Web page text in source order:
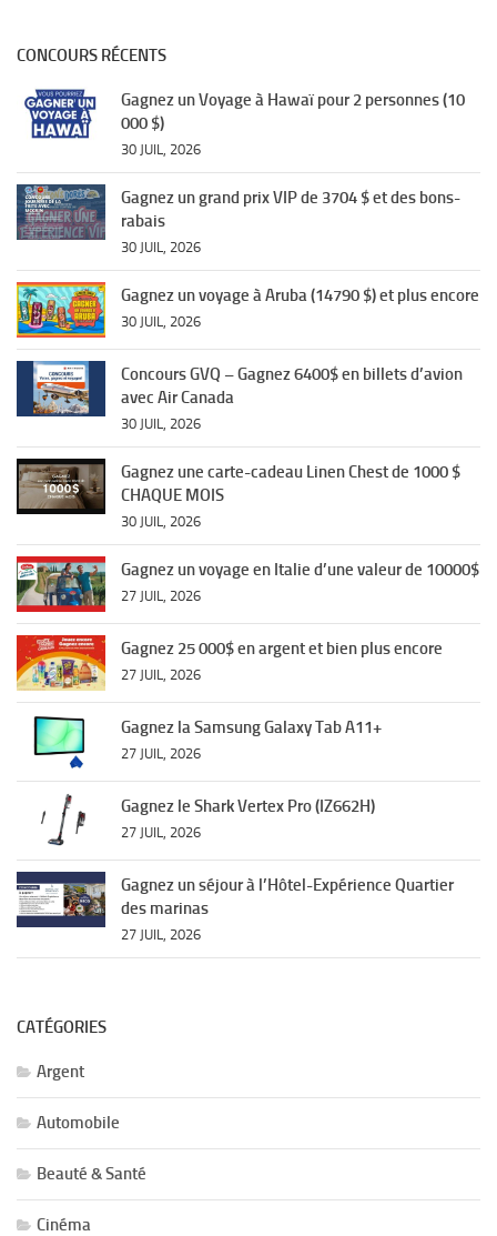
CONCOURS RÉCENTS
Gagnez un Voyage à Hawaï pour 2 personnes (10
000 $)
30 JUIL, 2026
Gagnez un grand prix VIP de 3704 $ et des bons-
rabais
30 JUIL, 2026
Gagnez un voyage à Aruba (14790 $) et plus encore
30 JUIL, 2026
Concours GVQ – Gagnez 6400$ en billets d’avion
avec Air Canada
30 JUIL, 2026
Gagnez une carte-cadeau Linen Chest de 1000 $
CHAQUE MOIS
30 JUIL, 2026
Gagnez un voyage en Italie d’une valeur de 10000$
27 JUIL, 2026
Gagnez 25 000$ en argent et bien plus encore
27 JUIL, 2026
Gagnez la Samsung Galaxy Tab A11+
27 JUIL, 2026
Gagnez le Shark Vertex Pro (IZ662H)
27 JUIL, 2026
Gagnez un séjour à l’Hôtel-Expérience Quartier
des marinas
27 JUIL, 2026
CATÉGORIES
Argent
Automobile
Beauté & Santé
Cinéma